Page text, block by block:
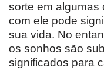
sorte em algumas
com ele pode
sua vida. No
os sonhos são
significados para